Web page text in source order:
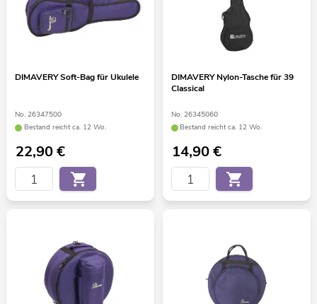
DIMAVERY Soft-Bag für Ukulele
No. 26347500
Bestand reicht ca. 12 Wo.
22,90€
DIMAVERY Nylon-Tasche für 39
Classical
No. 26345060
Bestand reicht ca. 12 Wo.
14,90€